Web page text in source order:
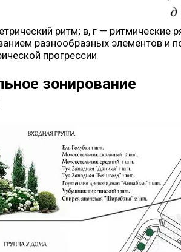
ритм; в, г — ритмические
разнообразных элементов и
прогрессии
зонирование